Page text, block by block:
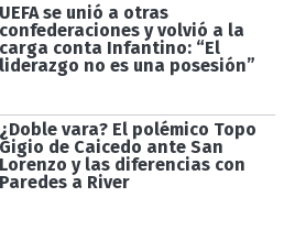
UEFA se unió a otras
confederaciones y volvió a la
carga conta Infantino: “El
liderazgo no es una posesión”
¿Doble vara? El polémico Topo
Gigio de Caicedo ante San
Lorenzo y las diferencias con
Paredes a River